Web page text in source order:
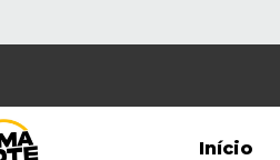
Início